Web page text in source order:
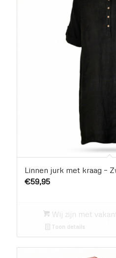
Linnen jurk met kraag –
€59,95
Wij zijn met
Toon details